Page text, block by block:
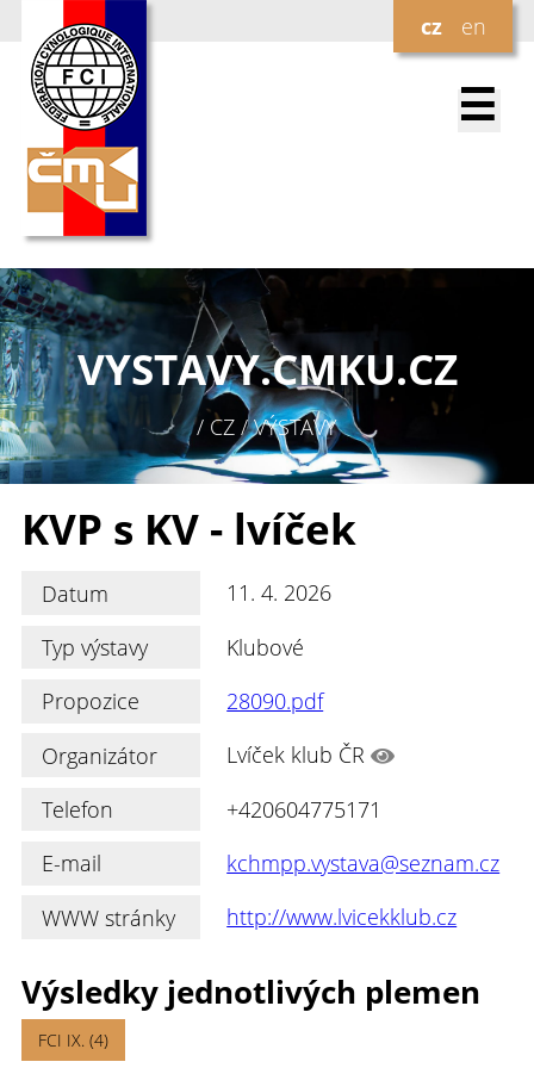
cz en
☰
VYSTAVY.CMKU.CZ
/ CZ / VÝSTAVY
KVP s KV - lvíček
Datum
11. 4. 2026
Typ výstavy
Klubové
Propozice
28090.pdf
Organizátor
Lvíček klub ČR
Telefon
+420604775171
E-mail
kchmpp.vystava@seznam.cz
WWW stránky
http://www.lvicekklub.cz
Výsledky jednotlivých plemen
FCI IX. (4)